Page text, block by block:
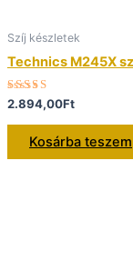
Szíj készletek
Technics M245X
Értékelés:
/ 5
2.894,00Ft
Kosárba teszem